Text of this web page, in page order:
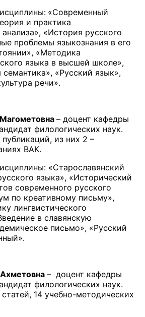
«Современный
и практика
«История русского
проблемы языкознания в его
«Методика
языка в высшей школе»,
семантика», «Русский язык»,
речи».
– доцент кафедры
филологических наук.
из них 2 –
ВАК.
«Старославянский
языка», «Исторический
современного русского
по креативному письму»,
лингвистического
в славянскую
письмо», «Русский
Ахметовна – доцент кафедры
филологических наук.
14 учебно-методических